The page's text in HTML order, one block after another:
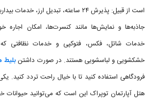
است از قبیل: پذیرش ۲۴ ساعته، تبدیل ارز،
جاذبه‌ها و نمایش‌ها مانند کنسرت‌ها، امکان اجاره
خدمات شاتل،‌ فکس، فتوکپی و خدمات نظافتی که
خشکشویی و لباسشویی هستند. در صورت داشتنبلیط
فرودگاهی استفاده کنید تا با خیال راحت تردد کنید.
هتل آپارتمان توپراک این است که می‌توانید حیوانات